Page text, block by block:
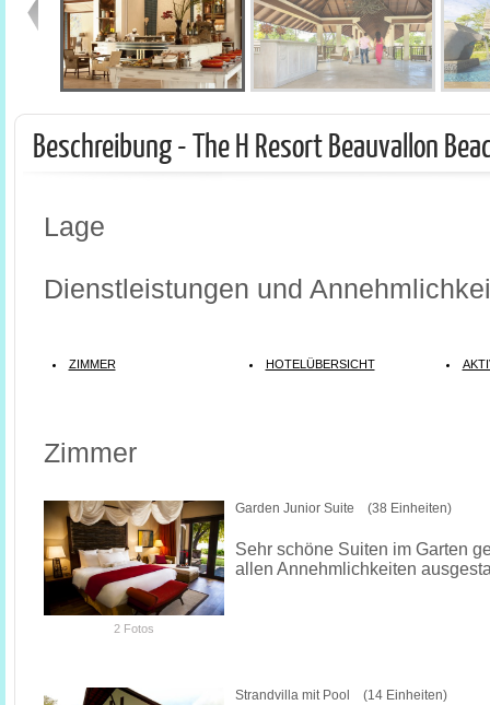
Beschreibung - The H Resort Beauvallon
Lage
Dienstleistungen und
ZIMMER HOTELÜBERSICHT
Zimmer
2 Fotos
Garden Junior Suite (38 Einheiten)
Sehr schöne Suiten im Garten
allen Annehmlichkeiten
Strandvilla mit Pool (14 Einheiten)